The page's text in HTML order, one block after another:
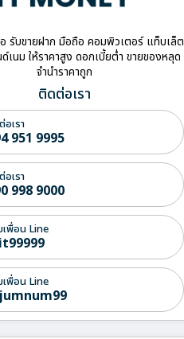
รับขายฝาก มือถือ คอมพิวเตอร์ แท็บเล็ต
เนม ให้ราคาสูง ดอกเบี้ยต่ำ ขายของหลุด
จำนำราคาถูก
ติดต่อเรา
อเรา
951 9995
อเรา
998 9000
เพื่อน Line
เพื่อน Line